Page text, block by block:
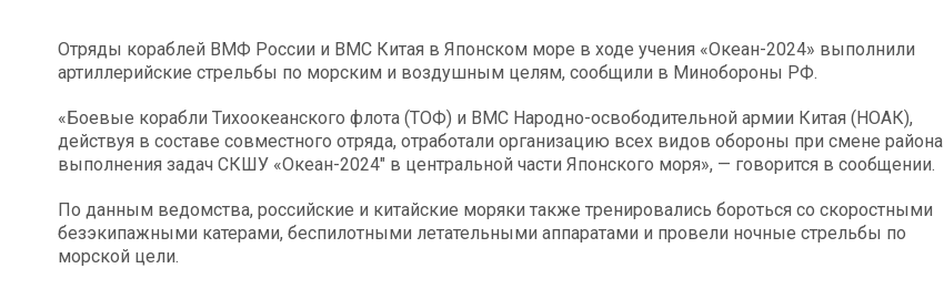
Отряды кораблей ВМФ России и ВМС Китая в Японском море в ходе учения «Океан-2024» выполнили
артиллерийские стрельбы по морским и воздушным целям, сообщили в Минобороны РФ.
«Боевые корабли Тихоокеанского флота (ТОФ) и ВМС Народно-освободительной армии Китая (НОАК),
действуя в составе совместного отряда, отработали организацию всех видов обороны при смене района
выполнения задач СКШУ «Океан-2024″ в центральной части Японского моря», — говорится в сообщении.
По данным ведомства, российские и китайские моряки также тренировались бороться со скоростными
безэкипажными катерами, беспилотными летательными аппаратами и провели ночные стрельбы по
морской цели.